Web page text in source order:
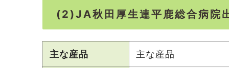
(2)JA秋田厚生連平鹿総合病院
主な産品 主な産品